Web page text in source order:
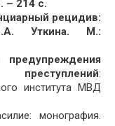
– 214 с.
рецидив:
Уткина. М.:
преступлений:
института МВД
монография.